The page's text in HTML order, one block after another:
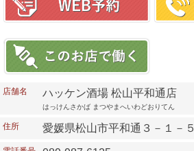
店舗名 ハッケン酒場 松山平和通店
はっけんさかば まつやまへいわどおりてん
住所 愛媛県松山市平和通３－１－５